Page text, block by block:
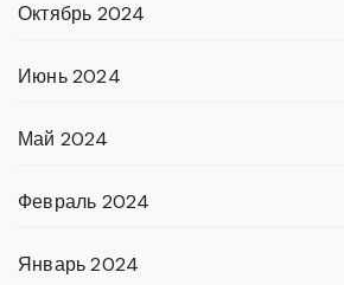
Октябрь 2024
Июнь 2024
Май 2024
Февраль 2024
Январь 2024